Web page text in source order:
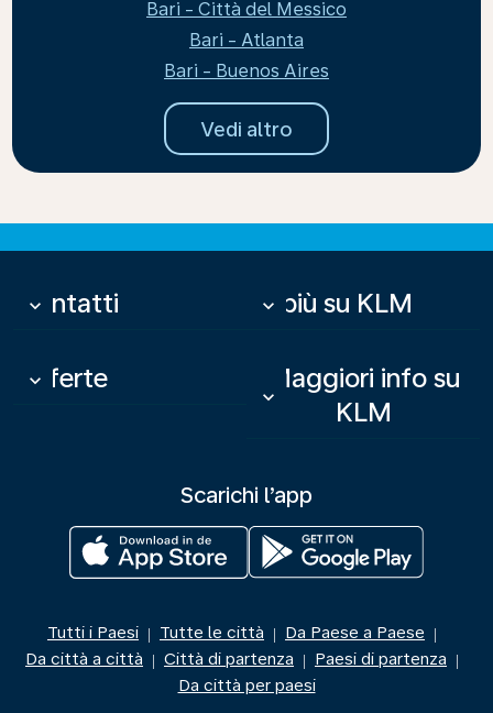
Bari - Città del Messico
Bari - Atlanta
Bari - Buenos Aires
Vedi altro
Contatti
keyboard_arrow_down Di più su KLM
keyboard_arrow_down
Offerte
keyboard_arrow_down
Maggiori info su
KLM
keyboard_arrow_down
Scarichi l’app
Tutti i Paesi | Tutte le città | Da Paese a Paese |
Da città a città | Città di partenza | Paesi di partenza |
Da città per paesi